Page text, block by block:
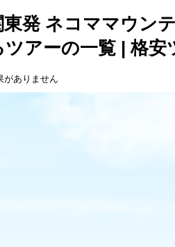
東発 ネコママウン
アーの一覧 | 格安
がありません